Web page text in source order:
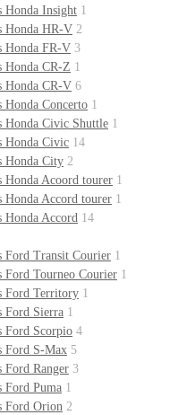
Honda Insight 1
Honda HR-V 2
Honda FR-V 3
Honda CR-Z 1
Honda CR-V 6
Honda Concerto 1
Honda Civic Shuttle 1
Honda Civic 14
Honda City 2
Honda Acoord tourer 1
Honda Accord tourer 1
Honda Accord 14
Ford Transit Courier 1
Ford Tourneo Courier 1
Ford Territory 1
Ford Sierra 1
Ford Scorpio 4
Ford S-Max 5
Ford Ranger 3
Ford Puma 1
Ford Orion 2